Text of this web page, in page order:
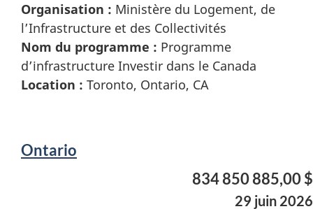
Organisation : Ministère du Logement, de
l’Infrastructure et des Collectivités
Nom du programme : Programme
d’infrastructure Investir dans le Canada
Location : Toronto, Ontario, CA
Ontario
834 850 885,00 $
29 juin 2026